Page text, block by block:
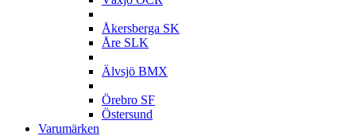
Åkersberga SK
Åre SLK
Älvsjö BMX
Örebro SF
Östersund
Varumärken